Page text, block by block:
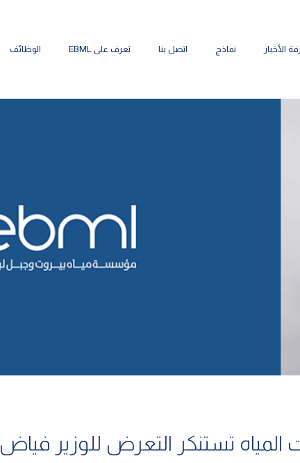
الأخبار نماذج اتصل بنا تعرف على EBML الوظائف
تستنكر التعرض للوزير فياض